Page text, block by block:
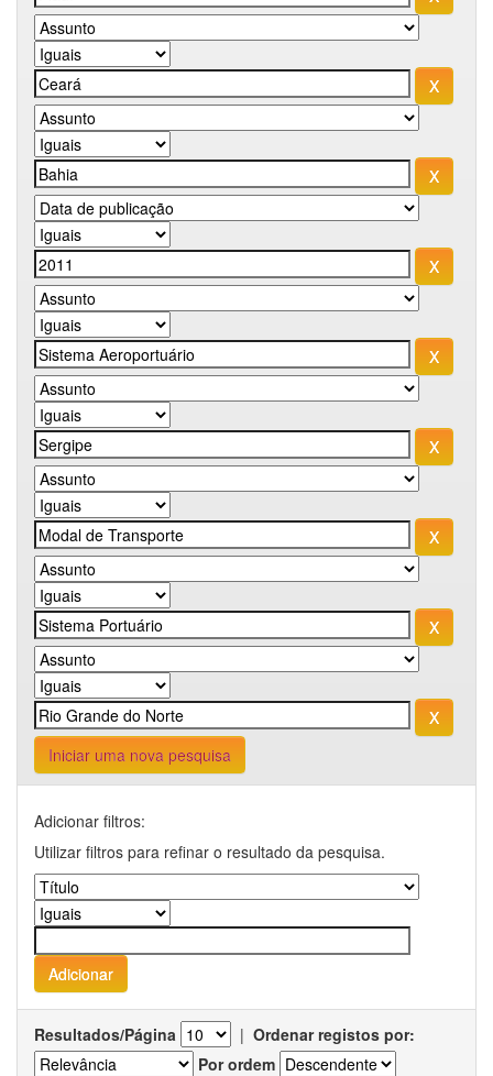
Iniciar uma nova pesquisa
Adicionar filtros:
Utilizar filtros para refinar o resultado da pesquisa.
Resultados/Página | Ordenar registos por:
Por ordem